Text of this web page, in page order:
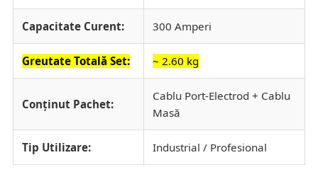
Capacitate Curent: 300 Amperi
Greutate Totală Set: ~ 2.60 kg
Conținut Pachet:
Cablu Port-Electrod + Cablu
Masă
Tip Utilizare: Industrial / Profesional